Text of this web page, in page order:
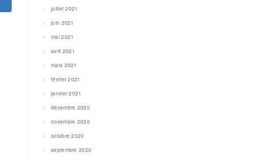
juillet 2021
juin 2021
mai 2021
avril 2021
mars 2021
février 2021
janvier 2021
décembre 2020
novembre 2020
octobre 2020
septembre 2020